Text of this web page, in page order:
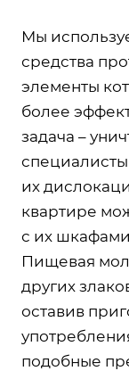
Мы
средства
элементы
более
задача –
их
квартире
с их
Пищевая
других
оставив
подобные